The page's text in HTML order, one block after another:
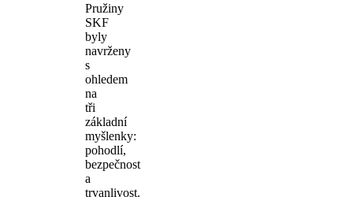
Pružiny
SKF
byly
navrženy
s
ohledem
na
tři
základní
myšlenky:
pohodlí,
bezpečnost
a
trvanlivost.